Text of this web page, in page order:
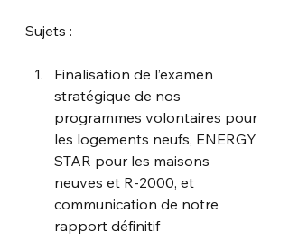
Sujets :
Finalisation de l’examen
stratégique de nos
programmes volontaires pour
les logements neufs, ENERGY
STAR pour les maisons
neuves et R-2000, et
communication de notre
rapport définitif